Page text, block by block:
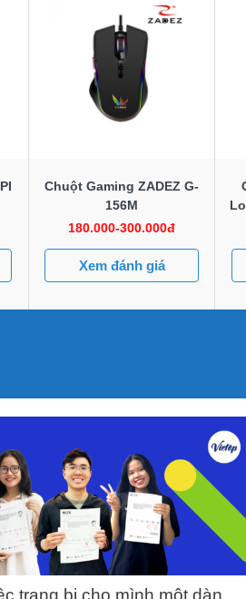
Chuột Gaming ZADEZ G-
156M
180.000-300.000đ
Xem đánh giá
trang bị cho mình một dàn